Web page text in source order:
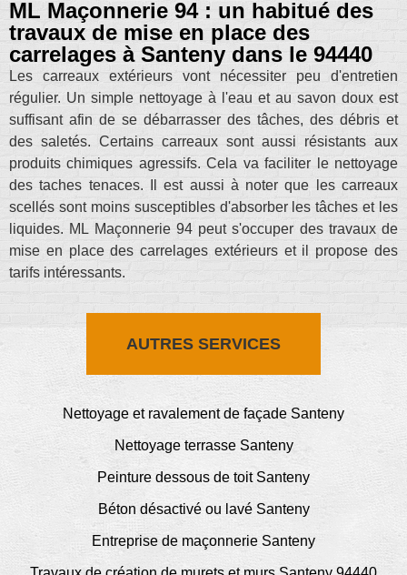
ML Maçonnerie 94 : un habitué des
travaux de mise en place des
carrelages à Santeny dans le 94440
Les carreaux extérieurs vont nécessiter peu d'entretien
régulier. Un simple nettoyage à l'eau et au savon doux est
suffisant afin de se débarrasser des tâches, des débris et
des saletés. Certains carreaux sont aussi résistants aux
produits chimiques agressifs. Cela va faciliter le nettoyage
des taches tenaces. Il est aussi à noter que les carreaux
scellés sont moins susceptibles d'absorber les tâches et les
liquides. ML Maçonnerie 94 peut s'occuper des travaux de
mise en place des carrelages extérieurs et il propose des
tarifs intéressants.
AUTRES SERVICES
Nettoyage et ravalement de façade Santeny
Nettoyage terrasse Santeny
Peinture dessous de toit Santeny
Béton désactivé ou lavé Santeny
Entreprise de maçonnerie Santeny